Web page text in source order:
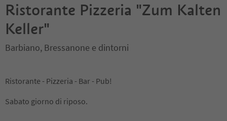
Ristorante Pizzeria "Zum Kalten
Keller"
Barbiano, Bressanone e dintorni
Ristorante - Pizzeria - Bar - Pub!
Sabato giorno di riposo.